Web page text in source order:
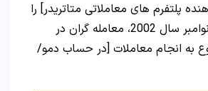
پلتفرم های معاملاتی متاتریدر] را
معامله گران در
به انجام معاملات [در حساب دمو/